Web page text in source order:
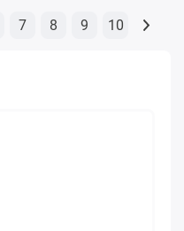
7 8 9 10